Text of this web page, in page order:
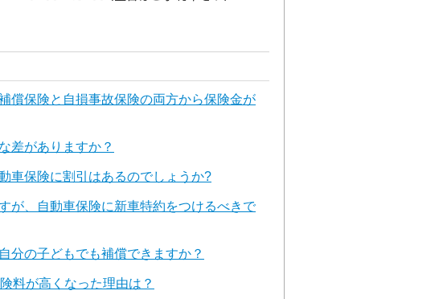
償保険と自損事故保険の両方から保険金が
差がありますか？
車保険に割引はあるのでしょうか?
が、自動車保険に新車特約をつけるべきで
分の子どもでも補償できますか？
料が高くなった理由は？